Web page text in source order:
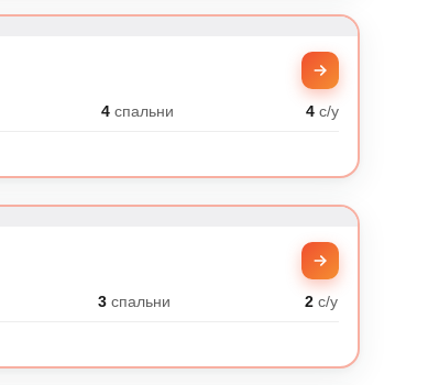
4спальни 4с/у
3спальни 2 с/у